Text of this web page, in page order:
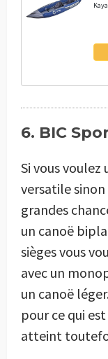
6. BIC
Si vous voulez
versatile
grandes
un canoë
sièges vous
avec un
un canoë
pour ce qui
atteint